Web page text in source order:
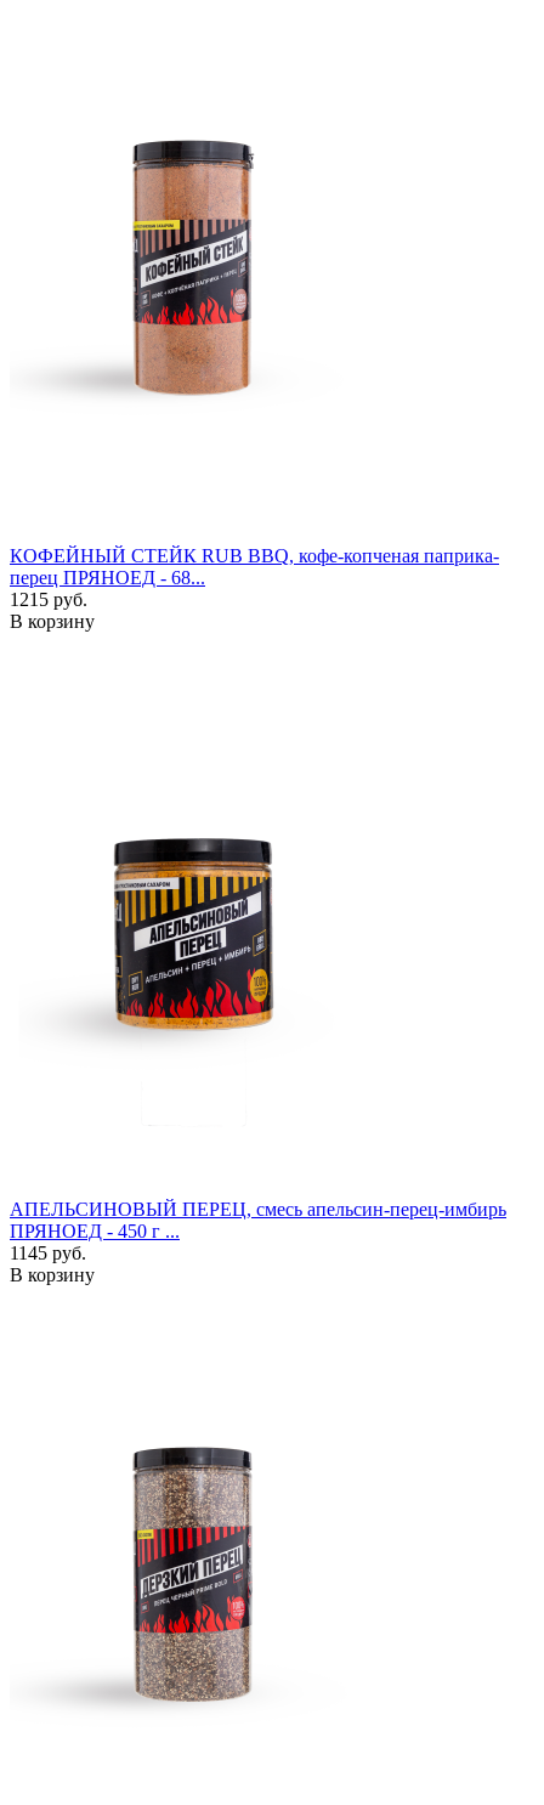
КОФЕЙНЫЙ СТЕЙК RUB BBQ, кофе-копченая паприка-
перец ПРЯНОЕД - 68...
1215 руб.
В корзину
АПЕЛЬСИНОВЫЙ ПЕРЕЦ, смесь апельсин-перец-имбирь
ПРЯНОЕД - 450 г ...
1145 руб.
В корзину